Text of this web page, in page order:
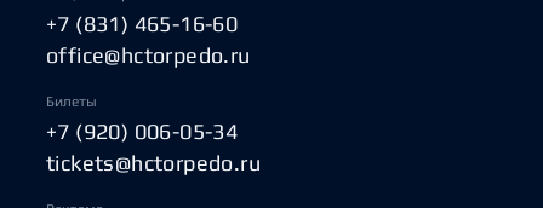
+7 (831) 465-16-60
office@hctorpedo.ru
Билеты
+7 (920) 006-05-34
tickets@hctorpedo.ru